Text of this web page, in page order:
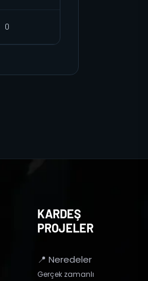
0
KARDEŞ
PROJELER
📍 Neredeler
Gerçek zamanlı